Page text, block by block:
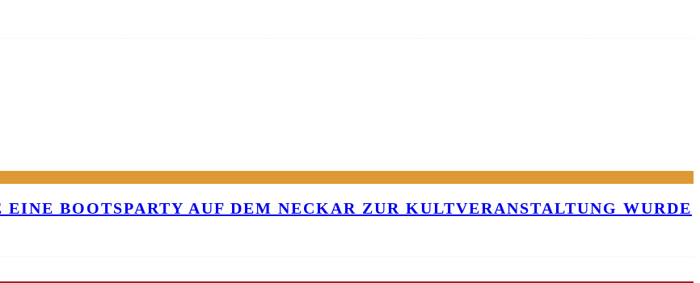
BOOTSPARTY AUF DEM NECKAR ZUR KULTVERANSTALTUNG WURDE